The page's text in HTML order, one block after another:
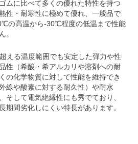
ムに比べて多くの優れた特性を持つ
性・耐寒性に極めて優れ、一般品で
の高温から-30℃程度の低温まで性能
。
る温度範囲でも安定した弾力や性
性（希酸・希アルカリや溶剤への耐
の化学物質に対して性能を維持でき
線や酸素に対する耐久性）や耐水
そして電気絶縁性にも秀でており、
期間劣化しにくい特長があります。